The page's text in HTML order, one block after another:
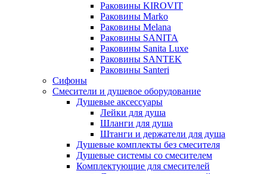
Раковины KIROVIT
Раковины Marko
Раковины Melana
Раковины SANITA
Раковины Sanita Luxe
Раковины SANTEK
Раковины Santeri
Сифоны
Смесители и душевое оборудование
Душевые аксессуары
Лейки для душа
Шланги для душа
Штанги и держатели для душа
Душевые комплекты без смесителя
Душевые системы со смесителем
Комплектующие для смесителей